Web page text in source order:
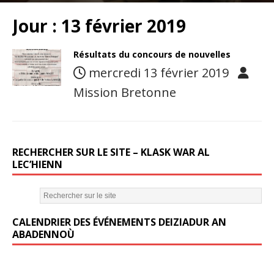
Jour : 13 février 2019
Résultats du concours de nouvelles
mercredi 13 février 2019
Mission Bretonne
RECHERCHER SUR LE SITE – KLASK WAR AL
LEC’HIENN
CALENDRIER DES ÉVÉNEMENTS DEIZIADUR AN
ABADENNOÙ